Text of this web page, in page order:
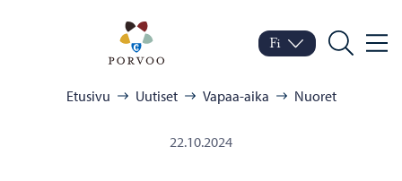
Porvoo – Siirry
Vaihda kieltä
Nykyinen kieli: Suomi
Fi
Hae
Etusivu Uutiset Vapaa-aika Nuoret
22.10.2024